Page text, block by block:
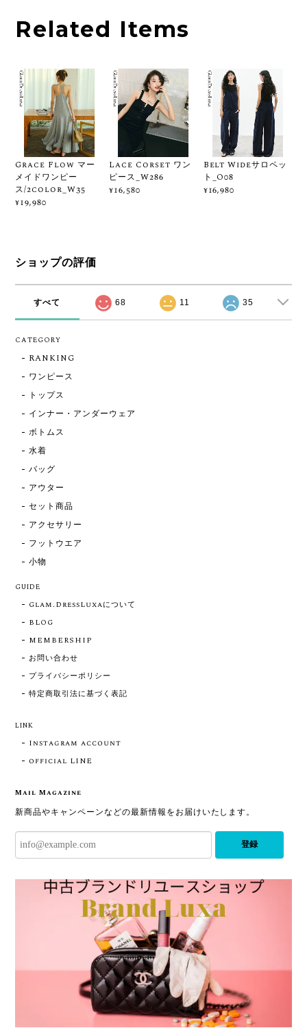
Related Items
Grace Flow マー
メイドワンピー
ス/2color_W35
¥19,980
Lace Corset ワン
ピース_W286
¥16,580
Belt Wideサロペッ
ト_O08
¥16,980
ショップの評価
すべて 68 11 35
CATEGORY
RANKING
ワンピース
トップス
インナー・アンダーウェア
ボトムス
水着
バッグ
アウター
セット商品
アクセサリー
フットウエア
小物
GUIDE
Glam.DressLuxaについて
BLOG
MEMBERSHIP
お問い合わせ
プライバシーポリシー
特定商取引法に基づく表記
LINK
Instagram account
official LINE
Mail Magazine
新商品やキャンペーンなどの最新情報をお届けいたします。
登録